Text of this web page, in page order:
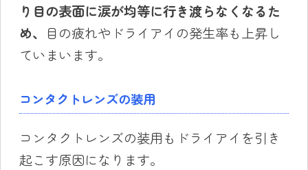
り目の表面に涙が均等に行き渡らなくなるた
め、 目の疲れやドライアイの発生率も上昇し
ていまいます。
コンタクトレンズの装用
コンタクトレンズの装用もドライアイを引き
起こす原因になります。